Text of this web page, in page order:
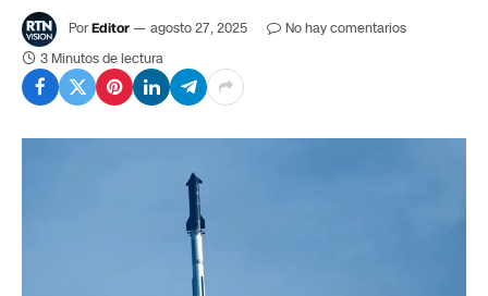
PorEditor agosto 27, 2025
No hay comentarios
3 Minutos de lectura